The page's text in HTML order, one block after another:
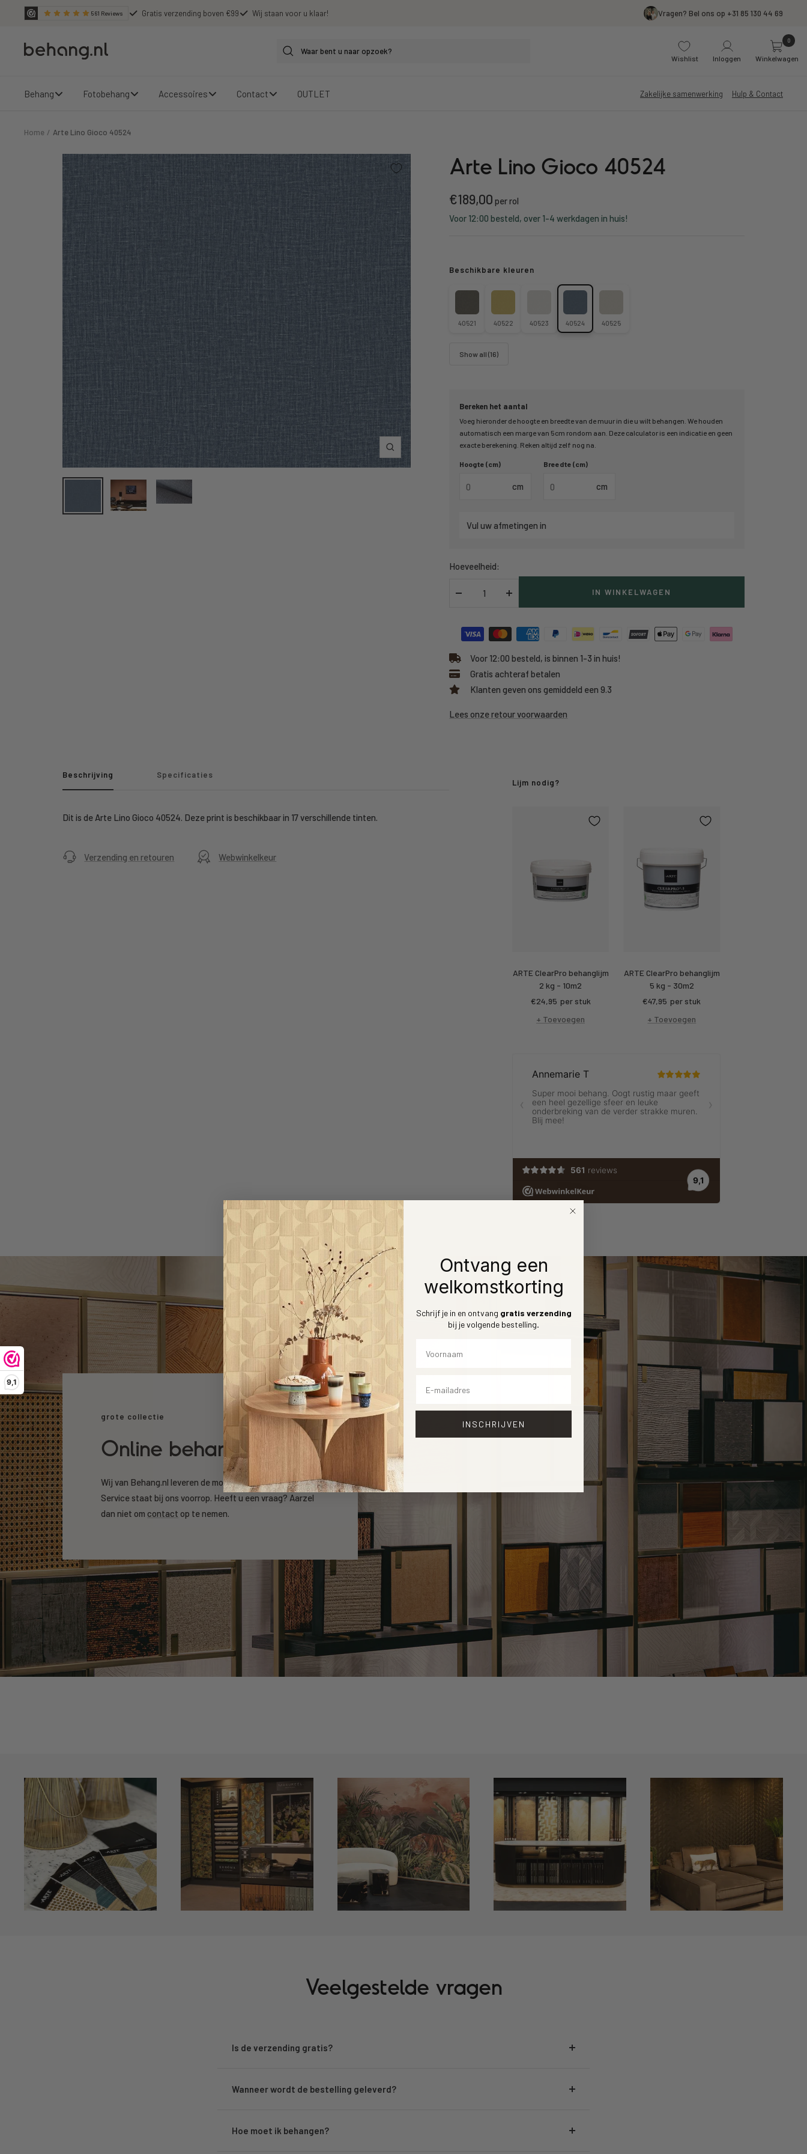
9,1
561 Reviews Gratis verzending boven €99 Wij staan voor u klaar! Vragen? Bel ons op +31 85 130 44 69
Behang.nl
Wishlist Inloggen Winkelwagen
0
Behang Fotobehang Accessoires Contact OUTLET Zakelijke samenwerking Hulp & Contact
Home Arte Lino Gioco 40524
Inzoomen
Arte Lino Gioco 40524
Kortings
prijs
€189,00 per rol
Voor 12:00 besteld, over 1-4 werkdagen in huis!
Bereken het aantal
Voeg hieronder de hoogte en breedte van de muur in die u wilt behangen. We houden
automatisch een marge van 5cm rondom aan. Deze calculator is een indicatie en geen
exacte berekening. Reken altijd zelf nog na.
Hoogte (cm)
cm
Breedte (cm)
cm
Vul uw afmetingen in
Beschikbare kleuren
40521 40522 40523 40524 40525
Show all (16)
Hoeveelheid:
Verlaag
IN WINKELWAGEN
Voor 12:00 besteld, is binnen 1-3 in huis!
Gratis achteraf betalen
Klanten geven ons gemiddeld een 9.3
Lees onze retour voorwaarden
Beschrijving Specificaties
Dit is de Arte Lino Gioco 40524. Deze print is beschikbaar in 17 verschillende tinten.
Verzending en retouren Webwinkelkeur
Lijm nodig?
ARTE ClearPro behanglijm
2 kg - 10m2
Kortings
prijs
€24,95 per stuk
+ Toevoegen
ARTE ClearPro behanglijm
5 kg - 30m2
Kortings
prijs
€47,95 per stuk
+ Toevoegen
grote collectie
Online behang kopen
Wij van Behang.nl leveren de mooiste behang merken.
Service staat bij ons voorrop. Heeft u een vraag? Aarzel
dan niet omcontact op te nemen.
Veelgestelde vragen
Is de verzending gratis?
Wanneer wordt de bestelling geleverd?
Hoe moet ik behangen?
Ontvang een
welkomstkorting
Schrijf je in en ontvang gratis verzending
bij je volgende bestelling.
INSCHRIJVEN